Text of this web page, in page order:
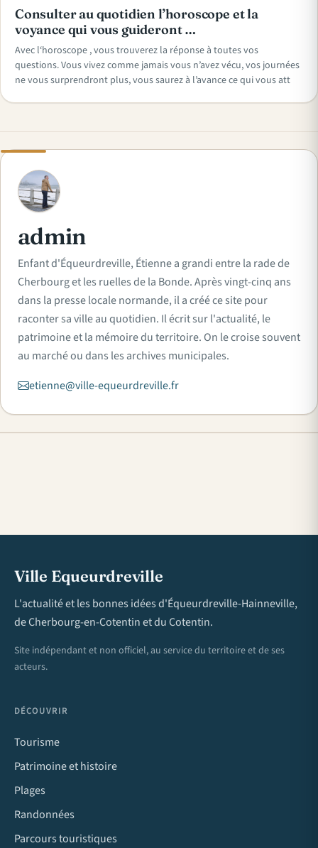
Consulter au quotidien l’horoscope et la
voyance qui vous guideront …
Avec l‘horoscope , vous trouverez la réponse à toutes vos
questions. Vous vivez comme jamais vous n’avez vécu, vos journées
ne vous surprendront plus, vous saurez à l’avance ce qui vous att
A
admin
Enfant d'Équeurdreville, Étienne a grandi entre la rade de
Cherbourg et les ruelles de la Bonde. Après vingt-cinq ans
dans la presse locale normande, il a créé ce site pour
raconter sa ville au quotidien. Il écrit sur l'actualité, le
patrimoine et la mémoire du territoire. On le croise souvent
au marché ou dans les archives municipales.
etienne@ville-equeurdreville.fr
Ville Equeurdreville
L'actualité et les bonnes idées d'Équeurdreville-Hainneville,
de Cherbourg-en-Cotentin et du Cotentin.
Site indépendant et non officiel, au service du territoire et de ses
acteurs.
DÉCOUVRIR
Tourisme
Patrimoine et histoire
Plages
Randonnées
Parcours touristiques